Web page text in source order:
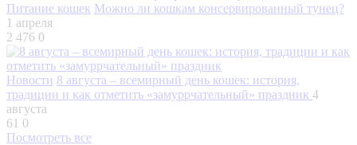
Питание кошек Можно ли кошкам консервированный тунец?
1 апреля
2 476 0
Новости 8 августа – всемирный день кошек: история,
традиции и как отметить «замуррчательный» праздник 4
августа
61 0
Посмотреть все